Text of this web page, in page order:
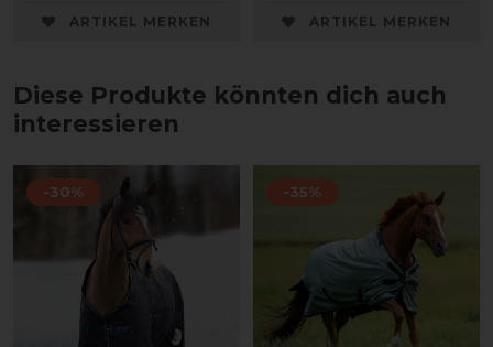
ARTIKEL MERKEN ARTIKEL MERKEN
Diese Produkte könnten dich auch
interessieren
-30% -35%